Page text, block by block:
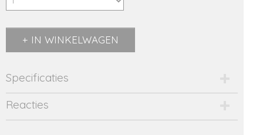
IN WINKELWAGEN
Specificaties
Productcode
2533-14488
Reacties